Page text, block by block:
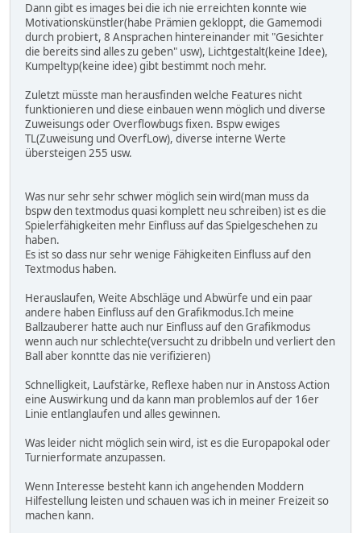
Dann gibt es images bei die ich nie erreichten konnte wie
Motivationskünstler(habe Prämien gekloppt, die Gamemodi
durch probiert, 8 Ansprachen hintereinander mit "Gesichter
die bereits sind alles zu geben" usw), Lichtgestalt(keine Idee),
Kumpeltyp(keine idee) gibt bestimmt noch mehr.
Zuletzt müsste man herausfinden welche Features nicht
funktionieren und diese einbauen wenn möglich und diverse
Zuweisungs oder Overflowbugs fixen. Bspw ewiges
TL(Zuweisung und OverfLow), diverse interne Werte
übersteigen 255 usw.
Was nur sehr sehr schwer möglich sein wird(man muss da
bspw den textmodus quasi komplett neu schreiben) ist es die
Spielerfähigkeiten mehr Einfluss auf das Spielgeschehen zu
haben.
Es ist so dass nur sehr wenige Fähigkeiten Einfluss auf den
Textmodus haben.
Herauslaufen, Weite Abschläge und Abwürfe und ein paar
andere haben Einfluss auf den Grafikmodus.Ich meine
Ballzauberer hatte auch nur Einfluss auf den Grafikmodus
wenn auch nur schlechte(versucht zu dribbeln und verliert den
Ball aber konntte das nie verifizieren)
Schnelligkeit, Laufstärke, Reflexe haben nur in Anstoss Action
eine Auswirkung und da kann man problemlos auf der 16er
Linie entlanglaufen und alles gewinnen.
Was leider nicht möglich sein wird, ist es die Europapokal oder
Turnierformate anzupassen.
Wenn Interesse besteht kann ich angehenden Moddern
Hilfestellung leisten und schauen was ich in meiner Freizeit so
machen kann.